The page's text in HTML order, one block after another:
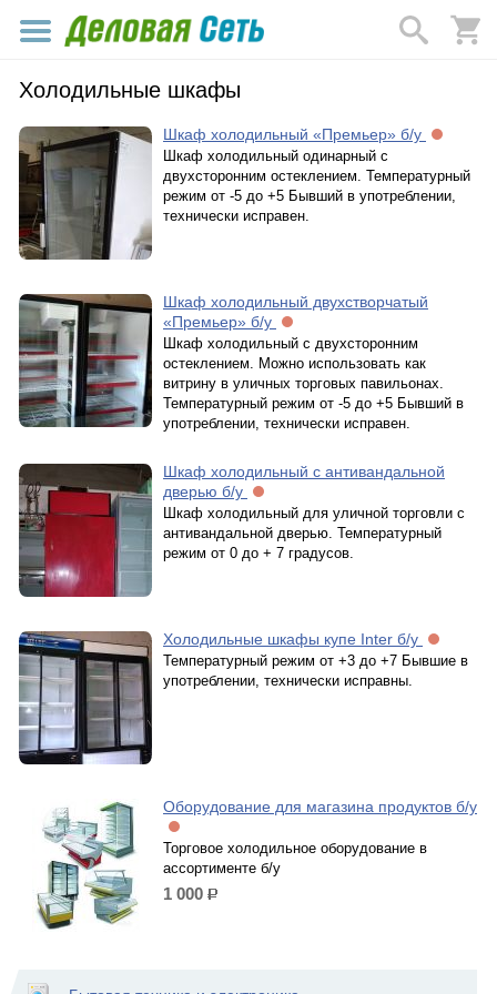
Холодильные шкафы
Шкаф холодильный «Премьер» б/у
Шкаф холодильный одинарный с
двухсторонним остеклением. Температурный
режим от -5 до +5 Бывший в употреблении,
технически исправен.
Шкаф холодильный двухстворчатый
«Премьер» б/у
Шкаф холодильный с двухсторонним
остеклением. Можно использовать как
витрину в уличных торговых павильонах.
Температурный режим от -5 до +5 Бывший в
употреблении, технически исправен.
Шкаф холодильный с антивандальной
дверью б/у
Шкаф холодильный для уличной торговли с
антивандальной дверью. Температурный
режим от 0 до + 7 градусов.
Холодильные шкафы купе Inter б/у
Температурный режим от +3 до +7 Бывшие в
употреблении, технически исправны.
Оборудование для магазина продуктов б/у
Торговое холодильное оборудование в
ассортименте б/у
1 000 р.